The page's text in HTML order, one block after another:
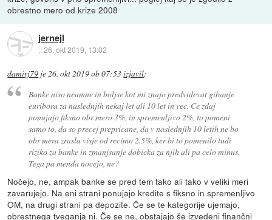
obrestno mero od krize 2008
jernejl
::26. okt 2019, 13:02
damirj79 je26. okt 2019 ob 07:53izjavil:
Banke niso neumne in boljse kot mi znajo predvidevat gibanje
euribora za naslednjih nekaj let ali 10 let in vec. Ce zdaj
ponujajo fiksno obr mero 3%, in spremenljivo 2%, to pomeni
samo to, da so precej prepricane, da v naslednjih 10 letih ne bo
obr mera zrasla visje od recimo 2.5%, ker bi to pomenilo tudi
riziko za banke in zmanjsanje dobicka za njih ali pa celo minus.
Tega pa menda nocejo, ne?
Nočejo, ne, ampak banke se pred tem tako ali tako v veliki meri
zavarujejo. Na eni strani ponujajo kredite s fiksno in spremenljivo
OM, na drugi strani pa depozite. Če se te kategorije ujemajo,
obrestnega tveganja ni. Če se ne, obstajajo še izvedeni finančni